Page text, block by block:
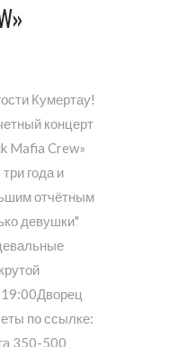
Кумертау!
концерт
Mafia Crew»
года и
отчётным
девушки"
по ссылке:
350-500